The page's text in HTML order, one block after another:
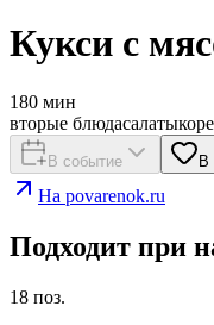
Кукси с
180 мин
вторые блюдасалаты
В событие В
На povarenok.ru
Подходит при
18 поз.